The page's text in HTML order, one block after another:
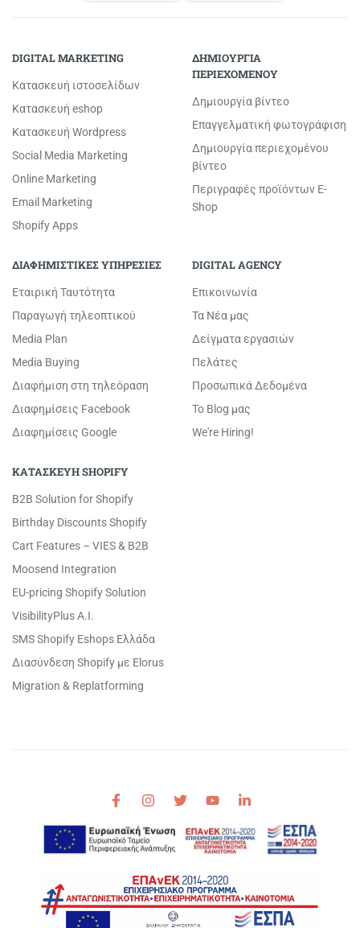
DIGITAL MARKETING
Κατασκευή ιστοσελίδων
Κατασκευή eshop
Κατασκευή Wordpress
Social Media Marketing
Online Marketing
Email Marketing
Shopify Apps
ΔΗΜΙΟΥΡΓΙΑ
ΠΕΡΙΕΧΟΜΕΝΟΥ
Δημιουργία βίντεο
Επαγγελματική φωτογράφιση
Δημιουργία περιεχομένου
βίντεο
Περιγραφές προϊόντων E-
Shop
ΔΙΑΦΗΜΙΣΤΙΚΕΣ ΥΠΗΡΕΣΙΕΣ
Εταιρική Ταυτότητα
Παραγωγή τηλεοπτικού
Media Plan
Media Buying
Διαφήμιση στη τηλεόραση
Διαφημίσεις Facebook
Διαφημίσεις Google
DIGITAL AGENCY
Επικοινωνία
Τα Νέα μας
Δείγματα εργασιών
Πελάτες
Προσωπικά Δεδομένα
Το Blog μας
We're Hiring!
ΚΑΤΑΣΚΕΥΗ SHOPIFY
B2B Solution for Shopify
Birthday Discounts Shopify
Cart Features – VIES & B2B
Moosend Integration
EU-pricing Shopify Solution
VisibilityPlus A.I.
SMS Shopify Eshops Ελλάδα
Διασύνδεση Shopify με Elorus
Migration & Replatforming